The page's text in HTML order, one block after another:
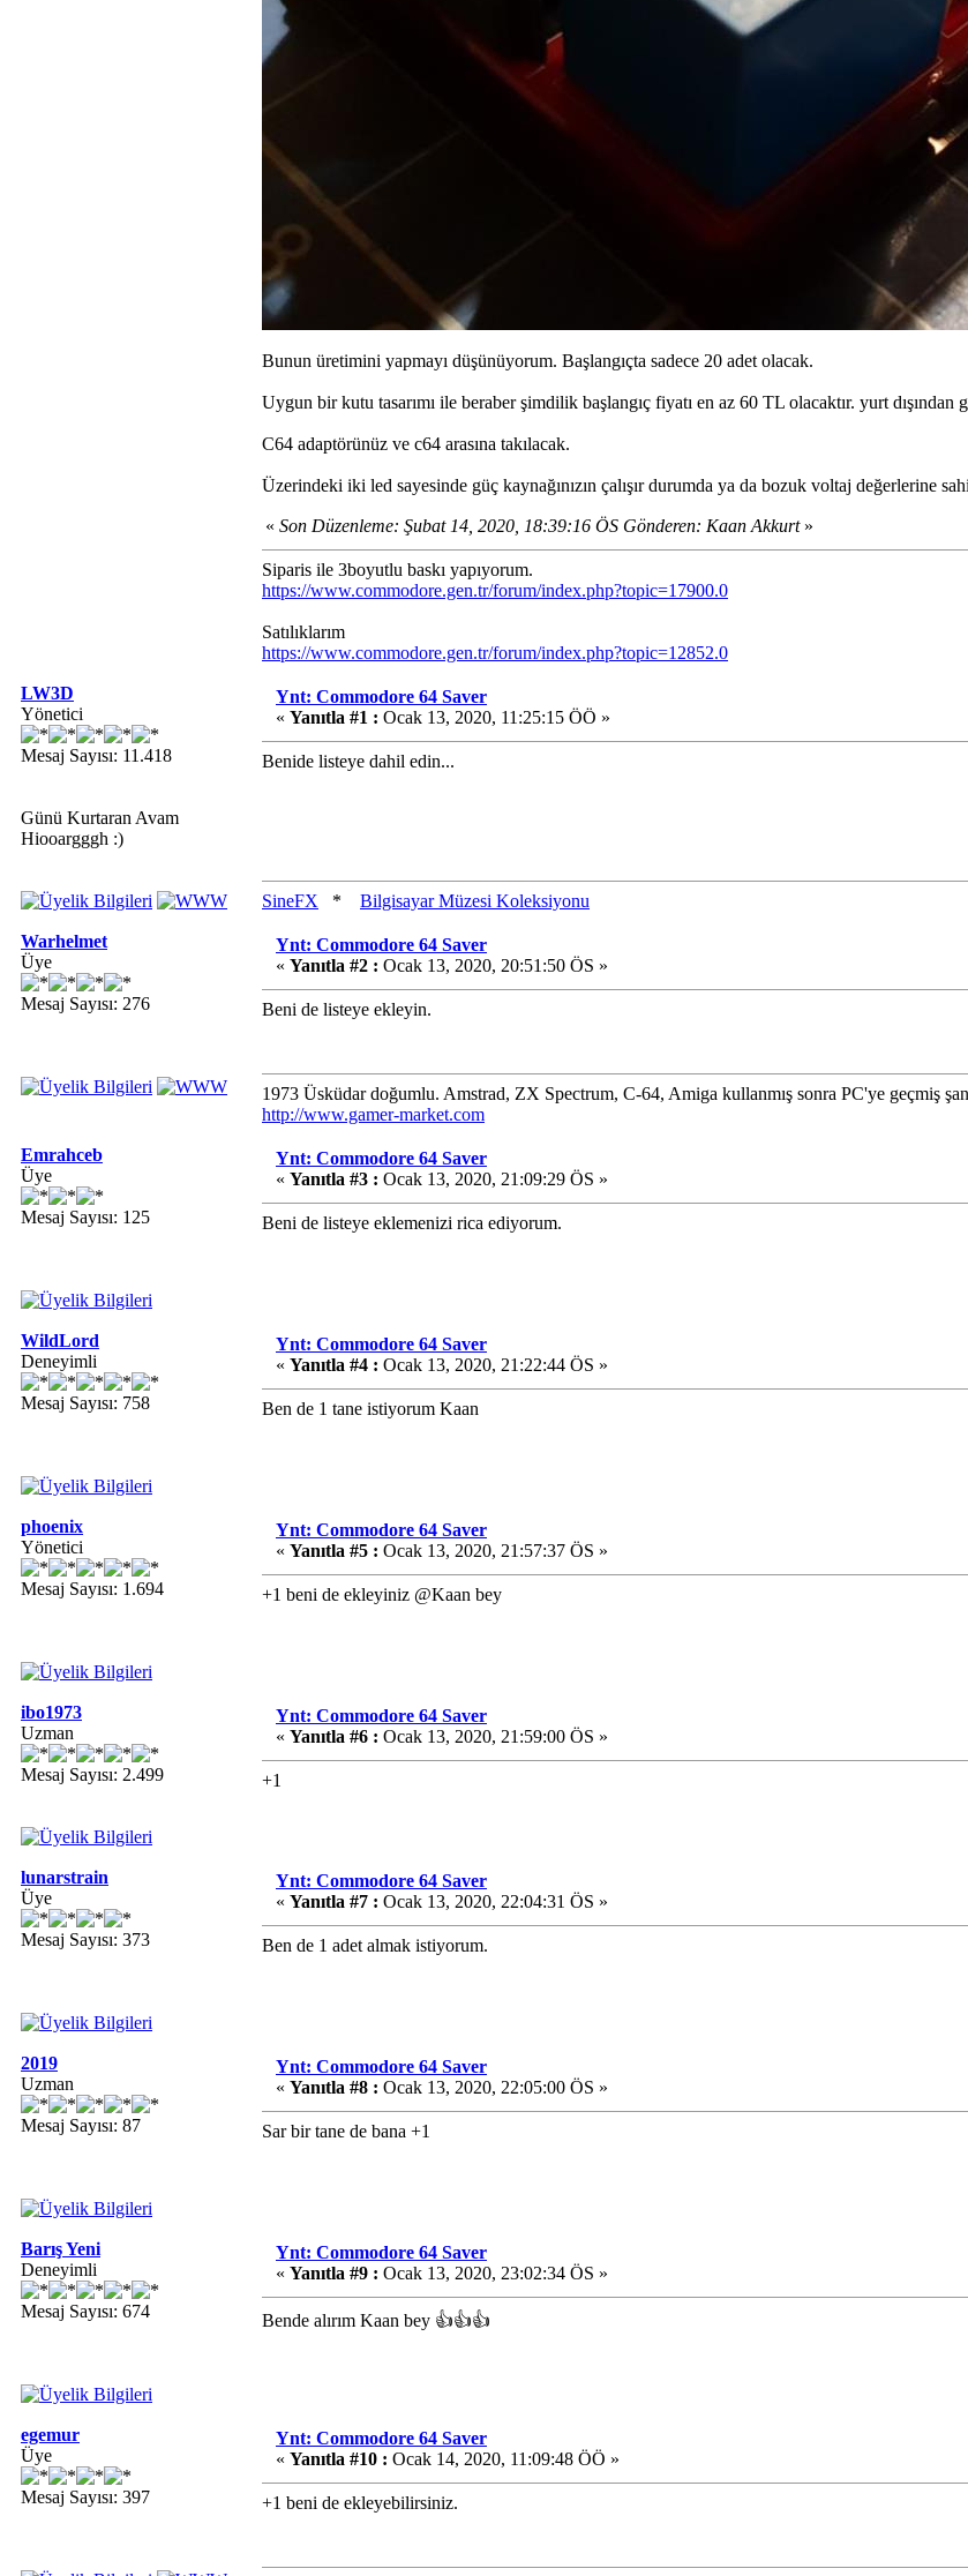
Bunun üretimini yapmayı düşünüyorum. Başlangıçta sadece 20 adet olacak.
Uygun bir kutu tasarımı ile beraber şimdilik başlangıç fiyatı en az 60 TL olacaktır. yurt
C64 adaptörünüz ve c64 arasına takılacak.
Üzerindeki iki led sayesinde güç kaynağınızın çalışır durumda ya da bozuk voltaj değerlerine
« Son Düzenleme: Şubat 14, 2020, 18:39:16 ÖS Gönderen: Kaan Akkurt»
Siparis ile 3boyutlu baskı yapıyorum.
https://www.commodore.gen.tr/forum/index.php?topic=17900.0
Satılıklarım
https://www.commodore.gen.tr/forum/index.php?topic=12852.0
LW3D
Yönetici
Mesaj Sayısı: 11.418
Günü Kurtaran Avam
Hiooargggh :)
Ynt: Commodore 64 Saver
« Yanıtla #1 : Ocak 13, 2020, 11:25:15 ÖÖ »
Benide listeye dahil edin...
SineFX * Bilgisayar Müzesi Koleksiyonu
Warhelmet
Üye
Mesaj Sayısı: 276
Ynt: Commodore 64 Saver
« Yanıtla #2 : Ocak 13, 2020, 20:51:50 ÖS »
Beni de listeye ekleyin.
1973 Üsküdar doğumlu. Amstrad, ZX Spectrum, C-64, Amiga kullanmış sonra PC'ye geçmiş
http://www.gamer-market.com
Emrahceb
Üye
Mesaj Sayısı: 125
Ynt: Commodore 64 Saver
« Yanıtla #3 : Ocak 13, 2020, 21:09:29 ÖS »
Beni de listeye eklemenizi rica ediyorum.
WildLord
Deneyimli
Mesaj Sayısı: 758
Ynt: Commodore 64 Saver
« Yanıtla #4 : Ocak 13, 2020, 21:22:44 ÖS »
Ben de 1 tane istiyorum Kaan
phoenix
Yönetici
Mesaj Sayısı: 1.694
Ynt: Commodore 64 Saver
« Yanıtla #5 : Ocak 13, 2020, 21:57:37 ÖS »
+1 beni de ekleyiniz @Kaan bey
ibo1973
Uzman
Mesaj Sayısı: 2.499
Ynt: Commodore 64 Saver
« Yanıtla #6 : Ocak 13, 2020, 21:59:00 ÖS »
+1
lunarstrain
Üye
Mesaj Sayısı: 373
Ynt: Commodore 64 Saver
« Yanıtla #7 : Ocak 13, 2020, 22:04:31 ÖS »
Ben de 1 adet almak istiyorum.
2019
Uzman
Mesaj Sayısı: 87
Ynt: Commodore 64 Saver
« Yanıtla #8 : Ocak 13, 2020, 22:05:00 ÖS »
Sar bir tane de bana +1
Barış Yeni
Deneyimli
Mesaj Sayısı: 674
Ynt: Commodore 64 Saver
« Yanıtla #9 : Ocak 13, 2020, 23:02:34 ÖS »
Bende alırım Kaan bey 👍👍👍
egemur
Üye
Mesaj Sayısı: 397
Ynt: Commodore 64 Saver
« Yanıtla #10 : Ocak 14, 2020, 11:09:48 ÖÖ »
+1 beni de ekleyebilirsiniz.